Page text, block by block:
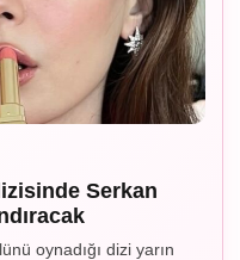
Serkan
oynadığı dizi yarın